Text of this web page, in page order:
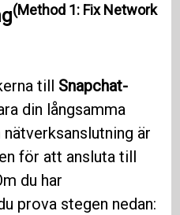
(Method 1: Fix Network
till Snapchat-
din långsamma
är
för att ansluta till
du har
prova stegen nedan: